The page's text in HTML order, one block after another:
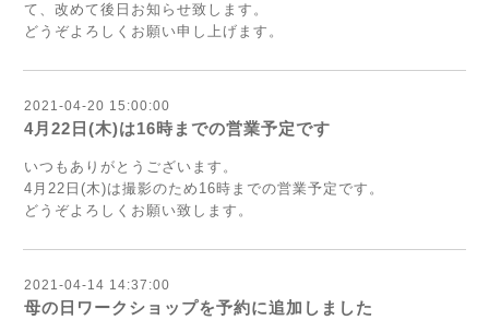
て、改めて後日お知らせ致します。
どうぞよろしくお願い申し上げます。
2021-04-20 15:00:00
4月22日(木)は16時までの営業予定です
いつもありがとうございます。
4月22日(木)は撮影のため16時までの営業予定です。
どうぞよろしくお願い致します。
2021-04-14 14:37:00
母の日ワークショップを予約に追加しました